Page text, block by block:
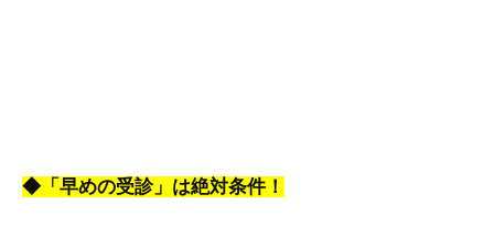
◆「早めの受診」は絶対条件！